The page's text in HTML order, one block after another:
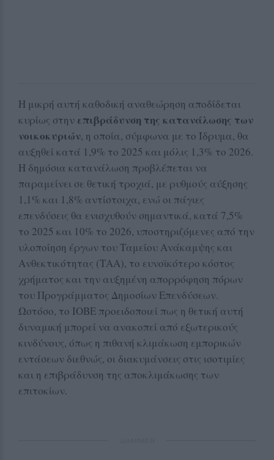
Η μικρή αυτή καθοδική αναθεώρηση αποδίδεται
κυρίως στην επιβράδυνση της κατανάλωσης των
νοικοκυριών, η οποία, σύμφωνα με το Ίδρυμα, θα
αυξηθεί κατά 1,9% το 2025 και μόλις 1,3% το 2026.
Η δημόσια κατανάλωση προβλέπεται να
παραμείνει σε θετική τροχιά, με ρυθμούς αύξησης
1,1% και 1,8% αντίστοιχα, ενώ οι πάγιες
επενδύσεις θα ενισχυθούν σημαντικά, κατά 7,5%
το 2025 και 10% το 2026, υποστηριζόμενες από την
υλοποίηση έργων του Ταμείου Ανάκαμψης και
Ανθεκτικότητας (ΤΑΑ), το ευνοϊκότερο κόστος
χρήματος και την αυξημένη απορρόφηση πόρων
του Προγράμματος Δημοσίων Επενδύσεων.
Ωστόσο, το ΙΟΒΕ προειδοποιεί πως η θετική αυτή
δυναμική μπορεί να ανακοπεί από εξωτερικούς
κινδύνους, όπως η πιθανή κλιμάκωση εμπορικών
εντάσεων διεθνώς, οι διακυμάνσεις στις ισοτιμίες
και η επιβράδυνση της αποκλιμάκωσης των
επιτοκίων.